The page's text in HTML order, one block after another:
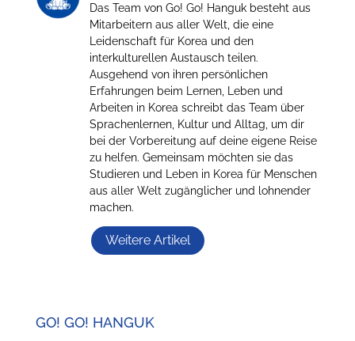
Das Team von Go! Go! Hanguk besteht aus
Mitarbeitern aus aller Welt, die eine
Leidenschaft für Korea und den
interkulturellen Austausch teilen.
Ausgehend von ihren persönlichen
Erfahrungen beim Lernen, Leben und
Arbeiten in Korea schreibt das Team über
Sprachenlernen, Kultur und Alltag, um dir
bei der Vorbereitung auf deine eigene Reise
zu helfen. Gemeinsam möchten sie das
Studieren und Leben in Korea für Menschen
aus aller Welt zugänglicher und lohnender
machen.
Weitere Artikel
GO! GO! HANGUK